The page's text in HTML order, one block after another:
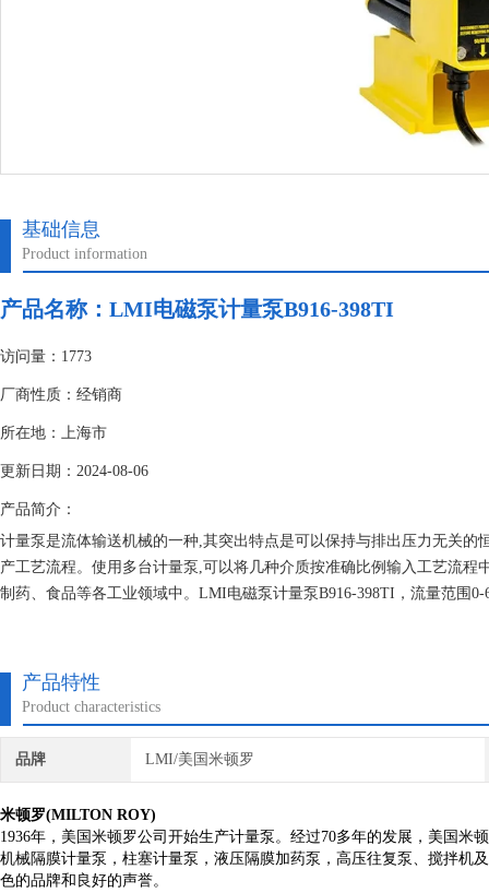
基础信息
Product information
产品名称： LMI电磁泵计量泵B916-398TI
访问量：1773
厂商性质：经销商
所在地：上海市
更新日期：2024-08-06
产品简介：
计量泵是流体输送机械的一种,其突出特点是可以保持与排出压力无关
产工艺流程。使用多台计量泵,可以将几种介质按准确比例输入工艺流
制药、食品等各工业领域中。LMI电磁泵计量泵B916-398TI，流量范围0-
产品特性
Product characteristics
品牌 LMI/美国米顿罗
米顿罗(MILTON ROY)
1936年，美国米顿罗公司开始生产计量泵。经过70多年的发展，美国
机械隔膜计量泵，柱塞计量泵，液压隔膜加药泵，高压往复泵、搅拌机
色的品牌和良好的声誉。